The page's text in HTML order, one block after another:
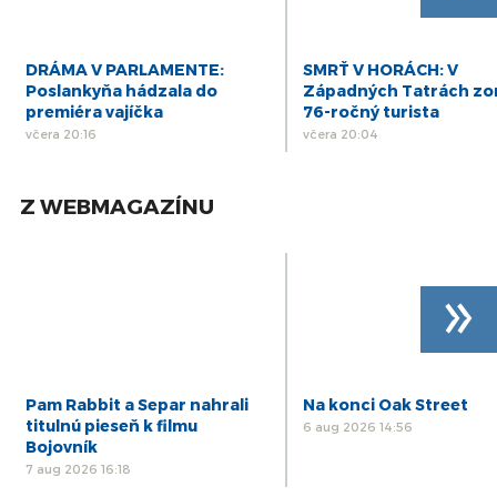
DRÁMA V PARLAMENTE:
Poslankyňa hádzala do
premiéra vajíčka
včera 20:16
SMRŤ V HORÁCH: V
Západných Tatrách
76-ročný turista
včera 20:04
Z WEBMAGAZÍNU
Pam Rabbit a Separ nahrali
titulnú pieseň k filmu
Bojovník
7 aug 2026 16:18
Na konci Oak Street
6 aug 2026 14:56
»